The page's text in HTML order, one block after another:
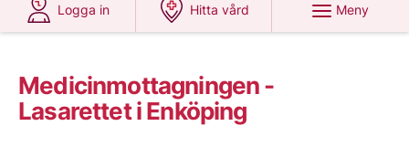
Logga in
Hitta vård
Meny
Medicinmottagningen -
Lasarettet i Enköping